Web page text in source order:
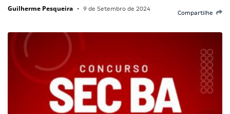
Guilherme Pesqueira • 9 de Setembro de 2024
Compartilhe